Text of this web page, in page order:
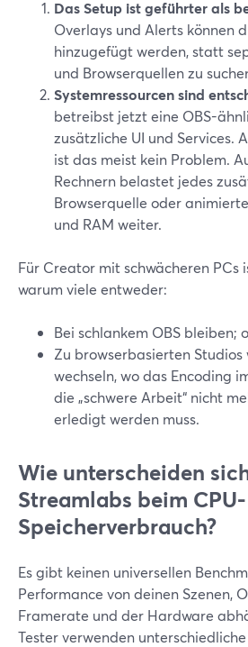
Das Setup ist geführter als
Overlays und Alerts können
hinzugefügt werden, statt
und Browserquellen zu
Systemressourcen sind
betreibst jetzt eine OBS-
zusätzliche UI und Services.
ist das meist kein Problem.
Rechnern belastet jedes
Browserquelle oder
und RAM weiter.
Für Creator mit schwächeren PCs
warum viele entweder:
Bei schlankem OBS bleiben;
Zu browserbasierten Studios
wechseln, wo das Encoding
die „schwere Arbeit“ nicht
erledigt werden muss.
Wie unterscheiden
Streamlabs beim
Speicherverbrauch?
Es gibt keinen universellen
Performance von deinen Szenen,
Framerate und der Hardware
Tester verwenden